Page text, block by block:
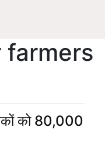
farmers
को 80,000